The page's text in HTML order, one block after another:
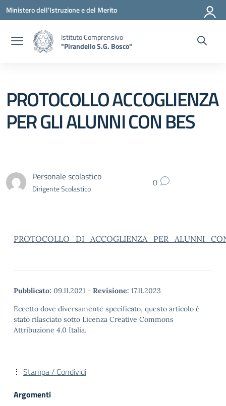
Vai ai contenuti
Vai al menu di navigazione
Vai al footer
Ministero dell'Istruzione e del Merito
Istituto Comprensivo
"Pirandello S.G. Bosco"
PROTOCOLLO ACCOGLIENZA
PER GLI ALUNNI CON BES
Personale scolastico
Dirigente Scolastico 0
Pubblicato: 09.11.2021 - Revisione: 17.11.2023
Eccetto dove diversamente specificato, questo articolo è
stato rilasciato sotto Licenza Creative Commons
Attribuzione 4.0 Italia.
Stampa / Condividi
Argomenti